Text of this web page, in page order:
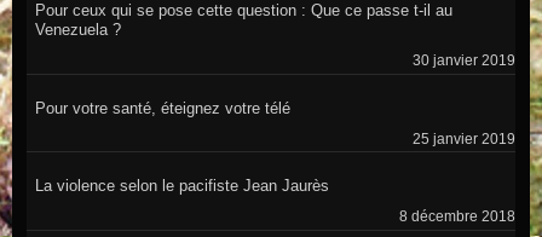
Pour ceux qui se pose cette question : Que ce passe t-il au
Venezuela ?
30 janvier 2019
Pour votre santé, éteignez votre télé
25 janvier 2019
La violence selon le pacifiste Jean Jaurès
8 décembre 2018